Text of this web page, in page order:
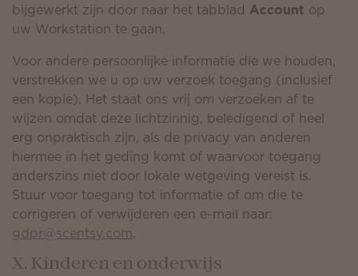
bijgewerkt zijn door naar het tabblad Account op
uw Workstation te gaan.
Voor andere persoonlijke informatie die we houden,
verstrekken we u op uw verzoek toegang (inclusief
een kopie). Het staat ons vrij om verzoeken af te
wijzen omdat deze lichtzinnig, beledigend of heel
erg onpraktisch zijn, als de privacy van anderen
hiermee in het geding komt of waarvoor toegang
anderszins niet door lokale wetgeving vereist is.
Stuur voor toegang tot informatie of om die te
corrigeren of verwijderen een e-mail naar:
gdpr@scentsy.com.
X. Kinderen en onderwijs